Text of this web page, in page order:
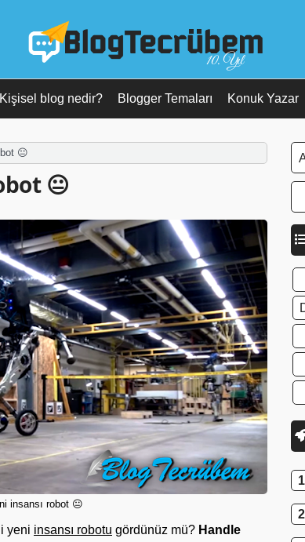
10. Yıl
Kişisel blog nedir? Blogger Temaları Konuk Yazar
😐
😐
insansı robot 😐
yeni insansı robotu gördünüz mü? Handle